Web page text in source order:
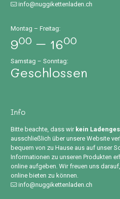
info@nuggikettenladen.ch
Montag – Freitag:
900 – 1600
Samstag – Sonntag:
Geschlossen
Info
Bitte beachte, dass wir kein
ausschließlich über unsere Website
bequem von zu Hause aus auf unser
Informationen zu unseren Produkten
online aufgeben. Wir freuen uns
online bieten zu können.
info@nuggikettenladen.ch